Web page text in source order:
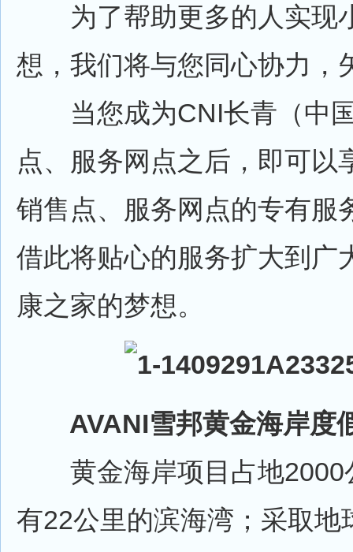
为了帮助更多的人实现
想，我们将与您同心协力，
当您成为CNI长青（中
点、服务网点之后，即可以
销售点、服务网点的专有服
借此将贴心的服务扩大到广
康之家的梦想。
AVANI雪邦黄金海岸度
黄金海岸项目占地2000
有22公里的滨海湾；采取地